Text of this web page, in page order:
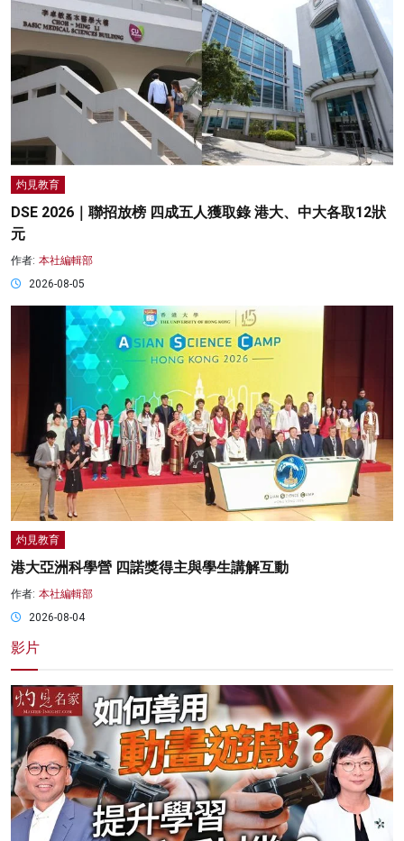
灼見教育
DSE 2026｜聯招放榜 四成五人獲取錄 港大、中大各取12狀
元
作者: 本社編輯部
2026-08-05
灼見教育
港大亞洲科學營 四諾獎得主與學生講解互動
作者: 本社編輯部
2026-08-04
影片